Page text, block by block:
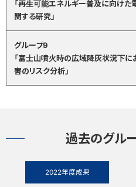
「再生可能エネルギー普及に向けた
関する研究」
グループ9
「富士山噴火時の広域降灰状況下に
害のリスク分析」
過去のグル
2022年度成果